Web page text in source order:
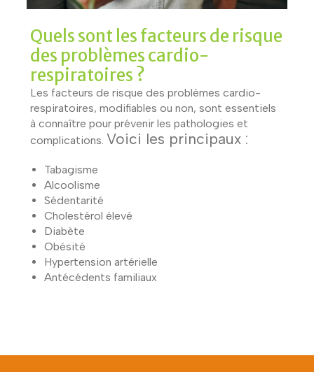
Quels sont les facteurs de risque
des problèmes cardio-
respiratoires ?
Les facteurs de risque des problèmes cardio-
respiratoires, modifiables ou non, sont essentiels
à connaître pour prévenir les pathologies et
complications. Voici les principaux :
Tabagisme
Alcoolisme
Sédentarité
Cholestérol élevé
Diabète
Obésité
Hypertension artérielle
Antécédents familiaux